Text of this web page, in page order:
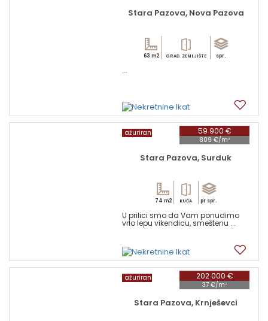
Stara Pazova, Nova Pazova
63 m2 GRAĐ. ZEMLJIŠTE spr.
...
59 900 €
809 €/m²
ažuriran
Stara Pazova, Surduk
74 m2 KUĆA pr spr.
U prilici smo da Vam ponudimo
vrlo lepu vikendicu, smeštenu ...
202 000 €
37 €/m²
ažuriran
Stara Pazova, Krnješevci